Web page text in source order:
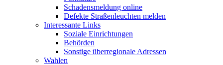
Schadensmeldung online
Defekte Straßenleuchten melden
Interessante Links
Soziale Einrichtungen
Behörden
Sonstige überregionale Adressen
Wahlen